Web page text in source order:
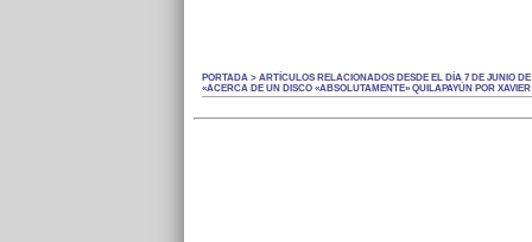
PORTADA > ARTÍCULOS RELACIONADOS DESDE EL DÍA 7 DE JUNIO DE
«ACERCA DE UN DISCO «ABSOLUTAMENTE» QUILAPAYÚN POR